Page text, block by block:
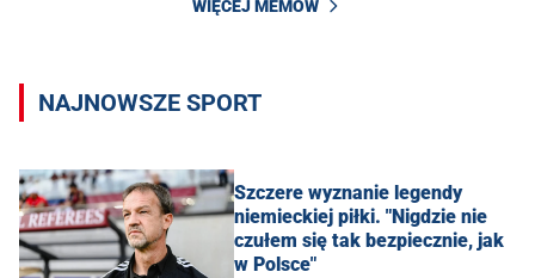
WIĘCEJ MEMÓW
NAJNOWSZE SPORT
Szczere wyznanie legendy
niemieckiej piłki. "Nigdzie nie
czułem się tak bezpiecznie, jak
w Polsce"